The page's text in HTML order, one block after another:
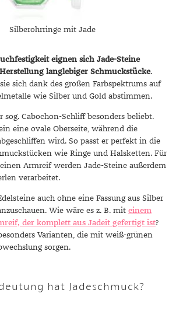
Silberohrringe mit Jade
eignen sich Jade-Steine
langlebiger Schmuckstücke.
sich dank des großen Farbspektrums auf
wie Silber und Gold abstimmen.
sog. Cabochon-Schliff besonders beliebt.
eine ovale Oberseite, während die
wird. So passt er perfekt in die
wie Ringe und Halsketten. Für
Armreif werden Jade-Steine außerdem
verarbeitet.
auch ohne eine Fassung aus Silber
Wie wäre es z. B. mit einem
der komplett aus Jadeit gefertigt ist?
Varianten, die mit weiß-grünen
sorgen.
hat Jadeschmuck?